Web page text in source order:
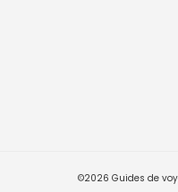
©2026 Guides de